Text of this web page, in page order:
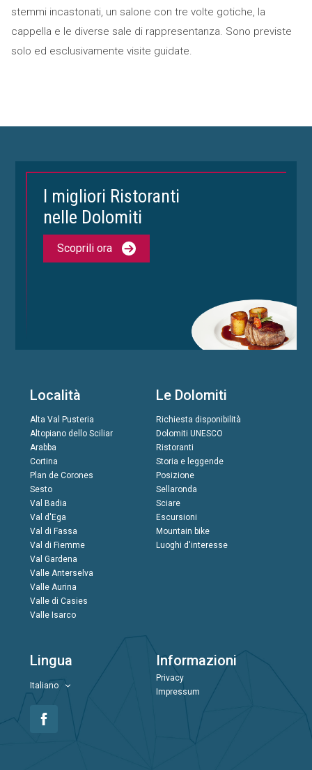
stemmi incastonati, un salone con tre volte gotiche, la
cappella e le diverse sale di rappresentanza. Sono previste
solo ed esclusivamente visite guidate.
I migliori Ristoranti
nelle Dolomiti
Scoprili ora
Località
Alta Val Pusteria
Altopiano dello Sciliar
Arabba
Cortina
Plan de Corones
Sesto
Val Badia
Val d'Ega
Val di Fassa
Val di Fiemme
Val Gardena
Valle Anterselva
Valle Aurina
Valle di Casies
Valle Isarco
Le Dolomiti
Richiesta disponibilità
Dolomiti UNESCO
Ristoranti
Storia e leggende
Posizione
Sellaronda
Sciare
Escursioni
Mountain bike
Luoghi d'interesse
Lingua
Italiano
Informazioni
Privacy
Impressum